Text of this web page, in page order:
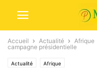
Accueil Actualité Afrique
campagne présidentielle
Actualité Afrique